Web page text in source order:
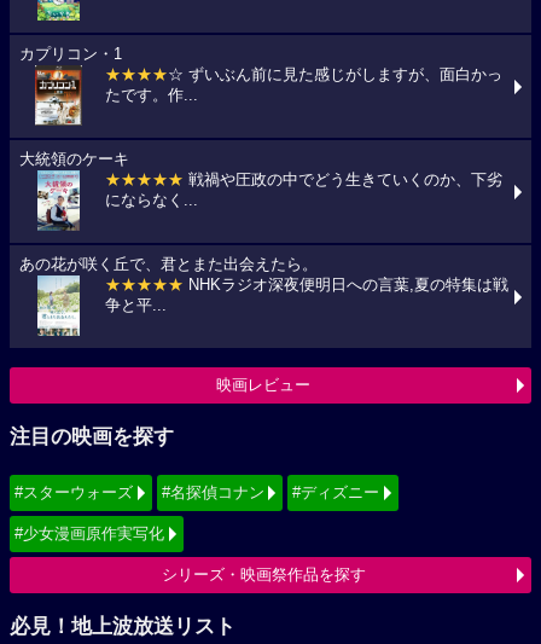
カプリコン・1
★★★★☆ ずいぶん前に見た感じがしますが、面白かっ
たです。作...
大統領のケーキ
★★★★★ 戦禍や圧政の中でどう生きていくのか、下劣
にならなく...
あの花が咲く丘で、君とまた出会えたら。
★★★★★ NHKラジオ深夜便明日への言葉,夏の特集は戦
争と平...
映画レビュー
注目の映画を探す
#スターウォーズ #名探偵コナン #ディズニー
#少女漫画原作実写化
シリーズ・映画祭作品を探す
必見！地上波放送リスト